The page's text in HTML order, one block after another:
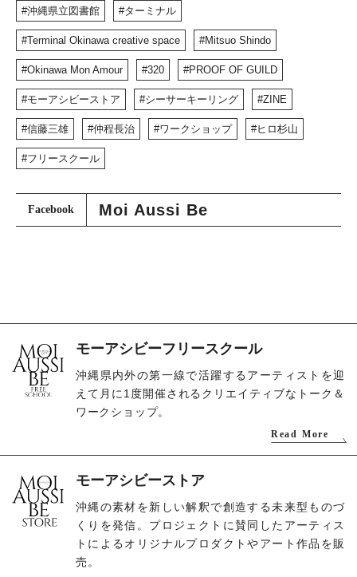
沖縄県立図書館 ターミナル
Terminal Okinawa creative space Mitsuo Shindo
Okinawa Mon Amour 320 PROOF OF GUILD
モーアシビーストア シーサーキーリング ZINE
信藤三雄 仲程長治 ワークショップ ヒロ杉山
フリースクール
Moi Aussi Be
Facebook
モーアシビーフリースクール
沖縄県内外の第一線で活躍するアーティストを迎
えて月に1度開催されるクリエイティブなトーク＆
ワークショップ。
Read More
モーアシビーストア
沖縄の素材を新しい解釈で創造する未来型ものづ
くりを発信。プロジェクトに賛同したアーティス
トによるオリジナルプロダクトやアート作品を販
売。